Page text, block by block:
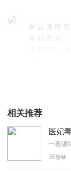
🌺 认 真 听
基 础 扎 实
完全符合我
儿童（故事）
益，在我动态
2026-07-10
相关推荐
医妃
悬疑